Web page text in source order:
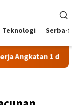
Teknologi Serba-
1 di PPKD